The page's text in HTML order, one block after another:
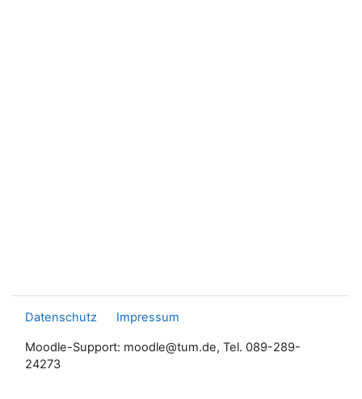
Datenschutz Impressum
Moodle-Support: moodle@tum.de, Tel. 089-289-
24273